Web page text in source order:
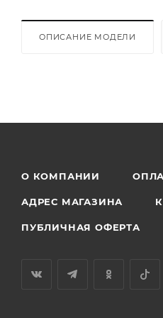
ОПИСАНИЕ МОДЕЛИ
О КОМПАНИИ
АДРЕС МАГАЗИНА
ПУБЛИЧНАЯ ОФЕРТА